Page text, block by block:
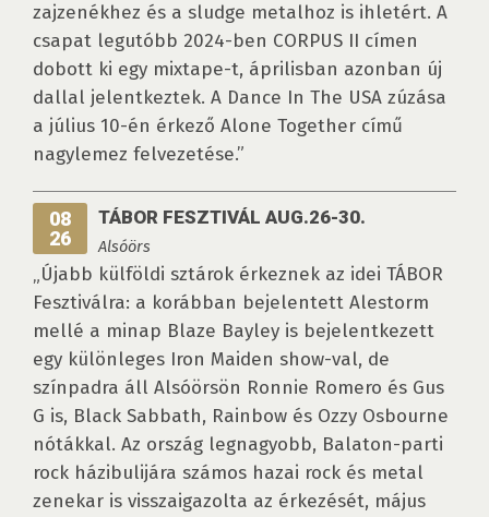
zajzenékhez és a sludge metalhoz is ihletért. A
csapat legutóbb 2024-ben CORPUS II címen
dobott ki egy mixtape-t, áprilisban azonban új
dallal jelentkeztek. A Dance In The USA zúzása
a július 10-én érkező Alone Together című
nagylemez felvezetése.”
08
26
TÁBOR FESZTIVÁL AUG.26-30.
Alsóörs
„Újabb külföldi sztárok érkeznek az idei TÁBOR
Fesztiválra: a korábban bejelentett Alestorm
mellé a minap Blaze Bayley is bejelentkezett
egy különleges Iron Maiden show-val, de
színpadra áll Alsóörsön Ronnie Romero és Gus
G is, Black Sabbath, Rainbow és Ozzy Osbourne
nótákkal. Az ország legnagyobb, Balaton-parti
rock házibulijára számos hazai rock és metal
zenekar is visszaigazolta az érkezését, május